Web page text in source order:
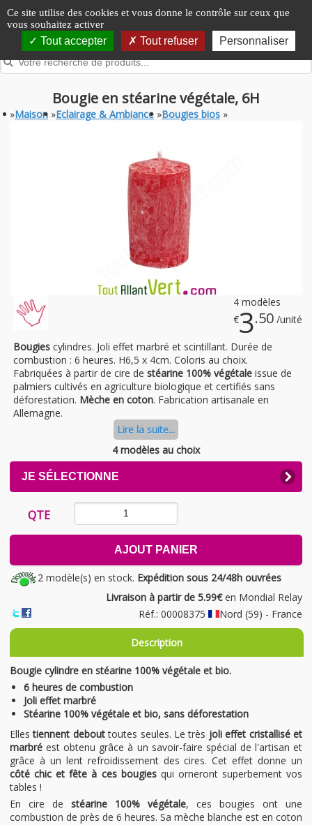
Panneau de gestion des cookies
Ce site utilise des cookies et vous donne le contrôle sur ceux que
vous souhaitez activer
Tout accepter Tout refuser Personnaliser
Bougie en stéarine végétale, 6H
»Maison »Eclairage & Ambiance »Bougies bios »
4 modèles
€3.50 /unité
Bougies cylindres. Joli effet marbré et scintillant. Durée de
combustion : 6 heures. H6,5 x 4cm. Coloris au choix.
Fabriquées à partir de cire de stéarine 100% végétale issue de
palmiers cultivés en agriculture biologique et certifiés sans
déforestation. Mèche en coton. Fabrication artisanale en
Allemagne.
Lire la suite...
4 modèles au choix
JE SÉLECTIONNE
EXPAND
CONTENTS
QTE
AJOUT PANIER
2 modèle(s) en stock. Expédition sous 24/48h ouvrées
Livraison à partir de 5.99€en Mondial Relay
Réf.: 00008375
Nord (59) - France
Description
Bougie cylindre en stéarine 100% végétale et bio.
6 heures de combustion
Joli effet marbré
Stéarine 100% végétale et bio, sans déforestation
Ellestiennent debouttoutes seules. Le très joli effet cristallisé et
marbréest obtenu grâce à un savoir-faire spécial de l'artisan et
grâce à un lent refroidissement des cires. Cet effet donne un
côté chic et fête à ces bougies qui orneront superbement vos
tables !
En cire de stéarine 100% végétale, ces bougies ont une
combustion de près de 6 heures. Sa mèche blanche est en coton